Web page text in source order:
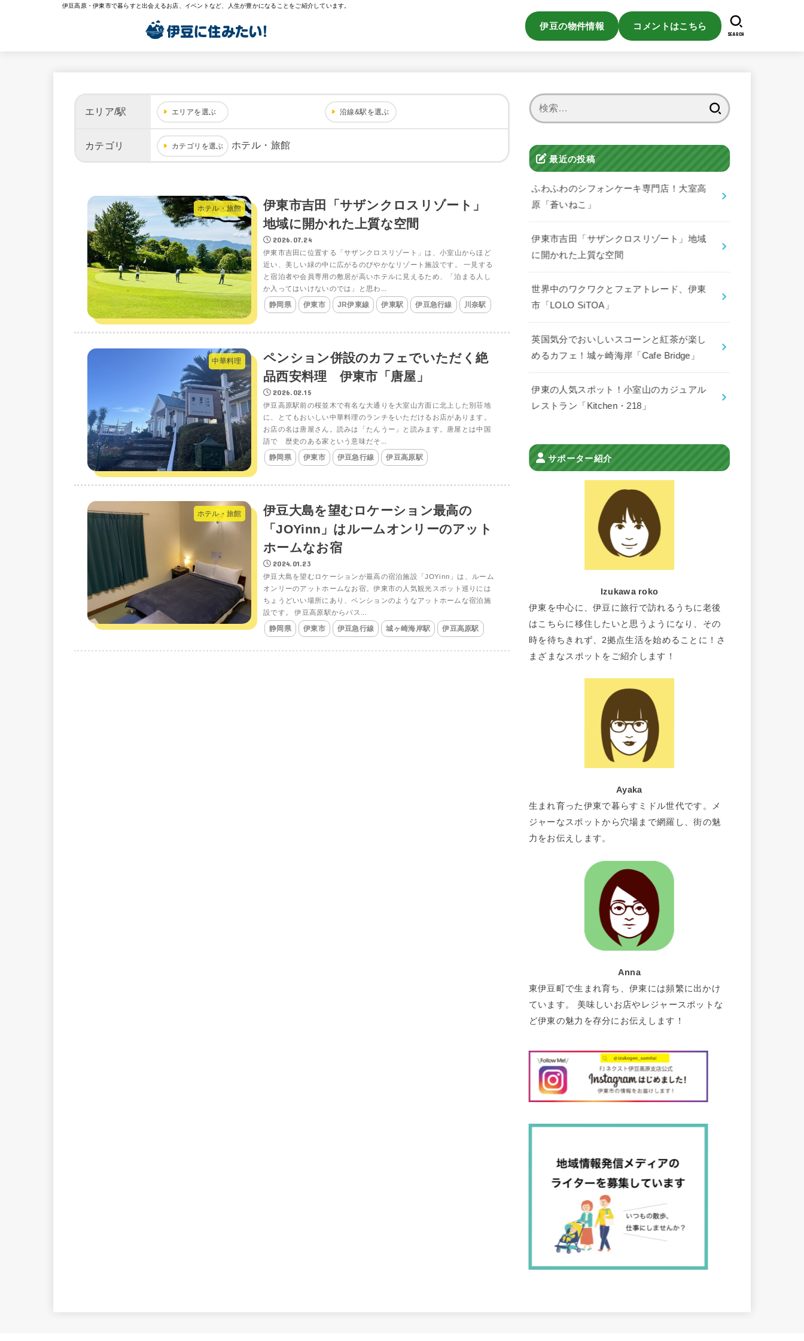
伊豆高原・伊東市で暮らすと出会えるお店、イベントなど、人生が豊かになることをご紹介しています。
伊豆の物件情報 コメントはこちら
SEARCH
エリア/駅 エリアを選ぶ 沿線&駅を選ぶ
カテゴリ カテゴリを選ぶ ホテル・旅館
ホテル・旅館
伊東市吉田「サザンクロスリゾート」
地域に開かれた上質な空間
2026.07.24
伊東市吉田に位置する「サザンクロスリゾート」は、小室山からほど
近い、美しい緑の中に広がるのびやかなリゾート施設です。 一見する
と宿泊者や会員専用の敷居が高いホテルに見えるため、「泊まる人し
か入ってはいけないのでは」と思わ...
静岡県 伊東市 JR伊東線 伊東駅 伊豆急行線 川奈駅
中華料理
ペンション併設のカフェでいただく絶
品西安料理 伊東市「唐屋」
2026.02.15
伊豆高原駅前の桜並木で有名な大通りを大室山方面に北上した別荘地
に、とてもおいしい中華料理のランチをいただけるお店があります。
お店の名は唐屋さん。読みは「たんうー」と読みます。唐屋とは中国
語で 歴史のある家という意味だそ...
静岡県 伊東市 伊豆急行線 伊豆高原駅
ホテル・旅館
伊豆大島を望むロケーション最高の
「JOYinn」はルームオンリーのアット
ホームなお宿
2024.01.23
伊豆大島を望むロケーションが最高の宿泊施設「JOYinn」は、ルーム
オンリーのアットホームなお宿。伊東市の人気観光スポット巡りには
ちょうどいい場所にあり、ペンションのようなアットホームな宿泊施
設です。 伊豆高原駅からバス...
静岡県 伊東市 伊豆急行線 城ヶ崎海岸駅 伊豆高原駅
最近の投稿
ふわふわのシフォンケーキ専門店！大室高
原「蒼いねこ」
伊東市吉田「サザンクロスリゾート」地域
に開かれた上質な空間
世界中のワクワクとフェアトレード、伊東
市「LOLO SiTOA」
英国気分でおいしいスコーンと紅茶が楽し
めるカフェ！城ヶ崎海岸「Cafe Bridge」
伊東の人気スポット！小室山のカジュアル
レストラン「Kitchen・218」
サポーター紹介
Izukawa roko
伊東を中心に、伊豆に旅行で訪れるうちに老後
はこちらに移住したいと思うようになり、その
時を待ちきれず、2拠点生活を始めることに！さ
まざまなスポットをご紹介します！
Ayaka
生まれ育った伊東で暮らすミドル世代です。メ
ジャーなスポットから穴場まで網羅し、街の魅
力をお伝えします。
Anna
東伊豆町で生まれ育ち、伊東には頻繁に出かけ
ています。 美味しいお店やレジャースポットな
ど伊東の魅力を存分にお伝えします！